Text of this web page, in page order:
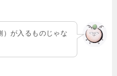
）が入るものじゃな